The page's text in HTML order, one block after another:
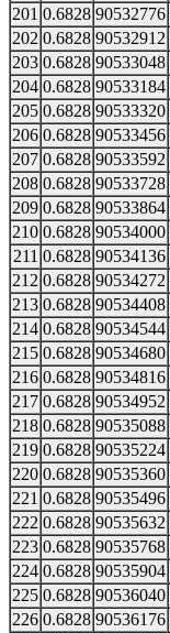
201 0.6828 90532776
202 0.6828 90532912
203 0.6828 90533048
204 0.6828 90533184
205 0.6828 90533320
206 0.6828 90533456
207 0.6828 90533592
208 0.6828 90533728
209 0.6828 90533864
210 0.6828 90534000
211 0.6828 90534136
212 0.6828 90534272
213 0.6828 90534408
214 0.6828 90534544
215 0.6828 90534680
216 0.6828 90534816
217 0.6828 90534952
218 0.6828 90535088
219 0.6828 90535224
220 0.6828 90535360
221 0.6828 90535496
222 0.6828 90535632
223 0.6828 90535768
224 0.6828 90535904
225 0.6828 90536040
226 0.6828 90536176